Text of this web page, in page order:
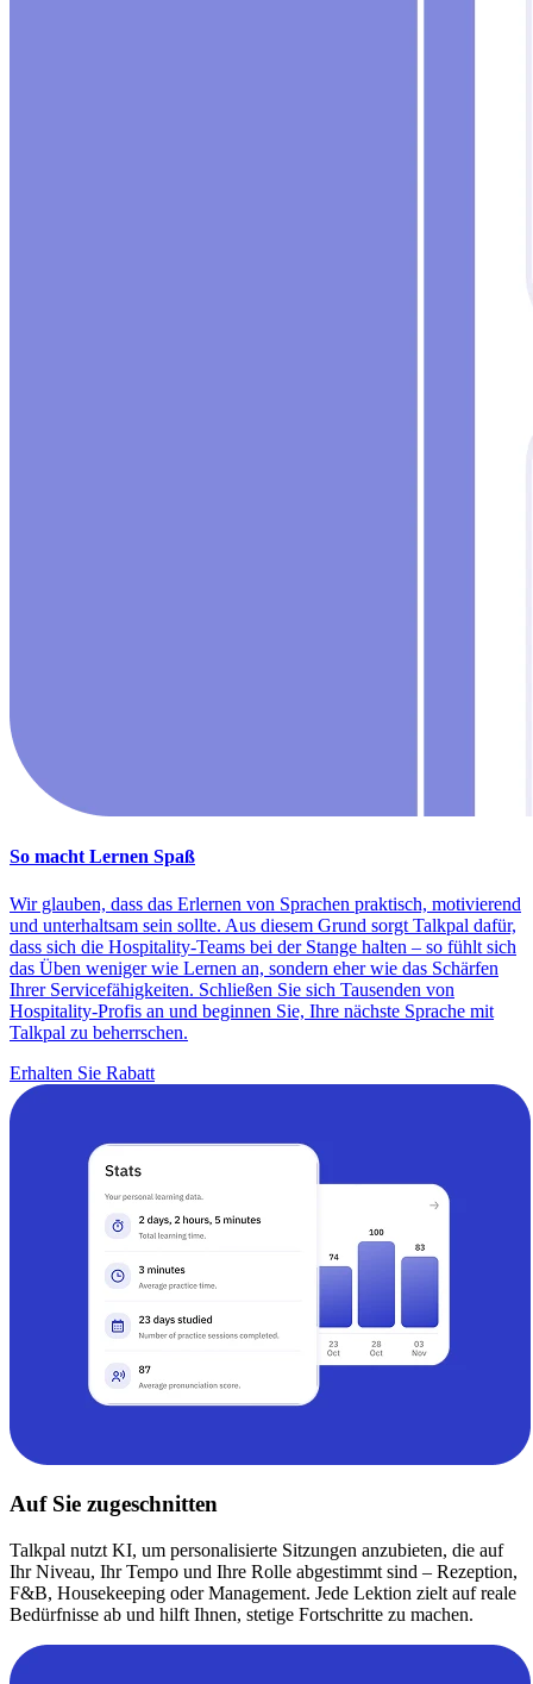
So macht Lernen Spaß
Wir glauben, dass das Erlernen von Sprachen praktisch, motivierend
und unterhaltsam sein sollte. Aus diesem Grund sorgt Talkpal dafür,
dass sich die Hospitality-Teams bei der Stange halten – so fühlt sich
das Üben weniger wie Lernen an, sondern eher wie das Schärfen
Ihrer Servicefähigkeiten. Schließen Sie sich Tausenden von
Hospitality-Profis an und beginnen Sie, Ihre nächste Sprache mit
Talkpal zu beherrschen.
Erhalten Sie Rabatt
Auf Sie zugeschnitten
Talkpal nutzt KI, um personalisierte Sitzungen anzubieten, die auf
Ihr Niveau, Ihr Tempo und Ihre Rolle abgestimmt sind – Rezeption,
F&B, Housekeeping oder Management. Jede Lektion zielt auf reale
Bedürfnisse ab und hilft Ihnen, stetige Fortschritte zu machen.